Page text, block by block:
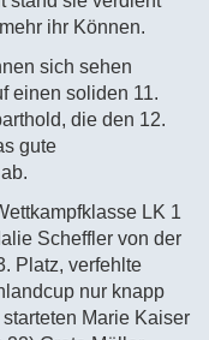
ihr Können.
sich sehen
einen soliden 11.
die den 12.
gute
LK 1
Scheffler von der
Platz, verfehlte
nur knapp
Marie Kaiser